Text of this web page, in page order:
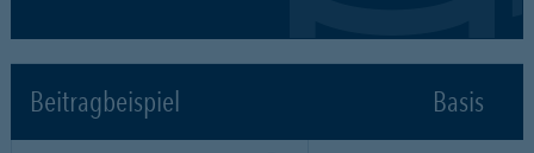
Beitragbeispiel Basis